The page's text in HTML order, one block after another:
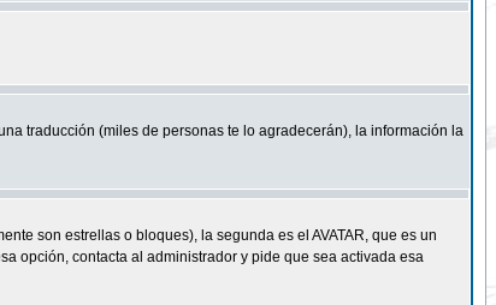
traducción (miles de personas te lo agradecerán), la información la
son estrellas o bloques), la segunda es el AVATAR, que es un
opción, contacta al administrador y pide que sea activada esa